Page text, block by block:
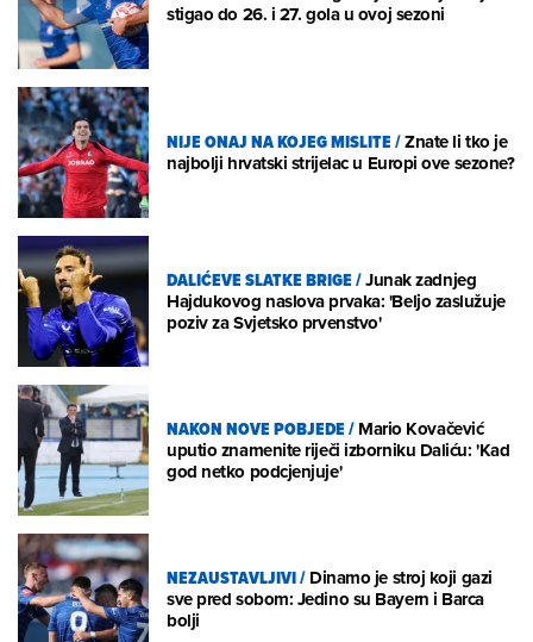
stigao do 26. i 27. gola u ovoj sezoni
NIJE ONAJ NA KOJEG MISLITE/Znate li tko je
najbolji hrvatski strijelac u Europi ove sezone?
DALIĆEVE SLATKE BRIGE/Junak zadnjeg
Hajdukovog naslova prvaka: 'Beljo zaslužuje
poziv za Svjetsko prvenstvo'
NAKON NOVE POBJEDE/Mario Kovačević
uputio znamenite riječi izborniku Daliću: 'Kad
god netko podcjenjuje'
NEZAUSTAVLJIVI/Dinamo je stroj koji gazi
sve pred sobom: Jedino su Bayern i Barca
bolji